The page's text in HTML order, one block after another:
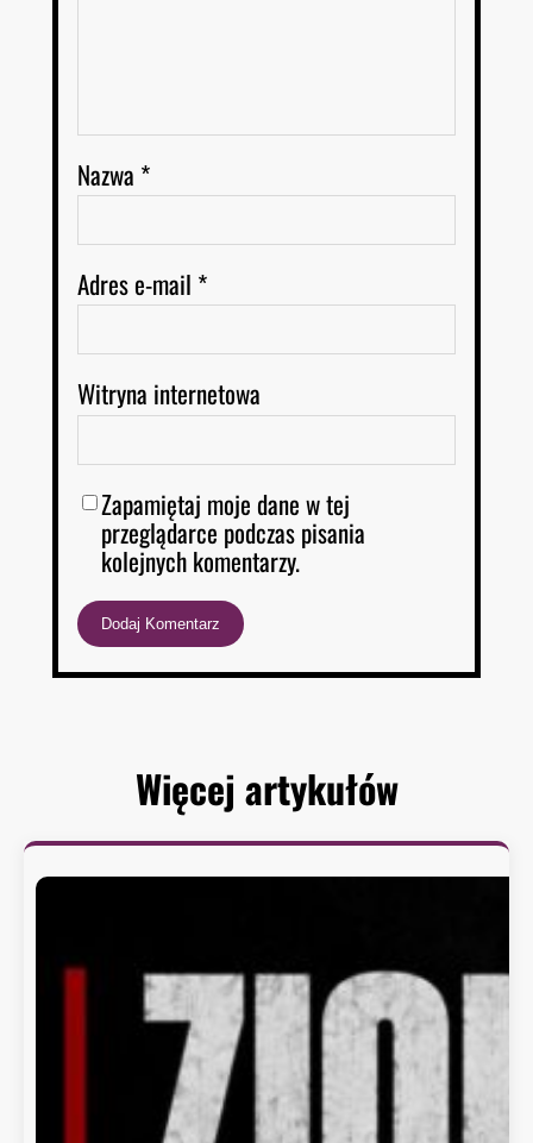
Nazwa *
Adres e-mail *
Witryna internetowa
Zapamiętaj moje dane w tej
przeglądarce podczas pisania
kolejnych komentarzy.
Więcej artykułów